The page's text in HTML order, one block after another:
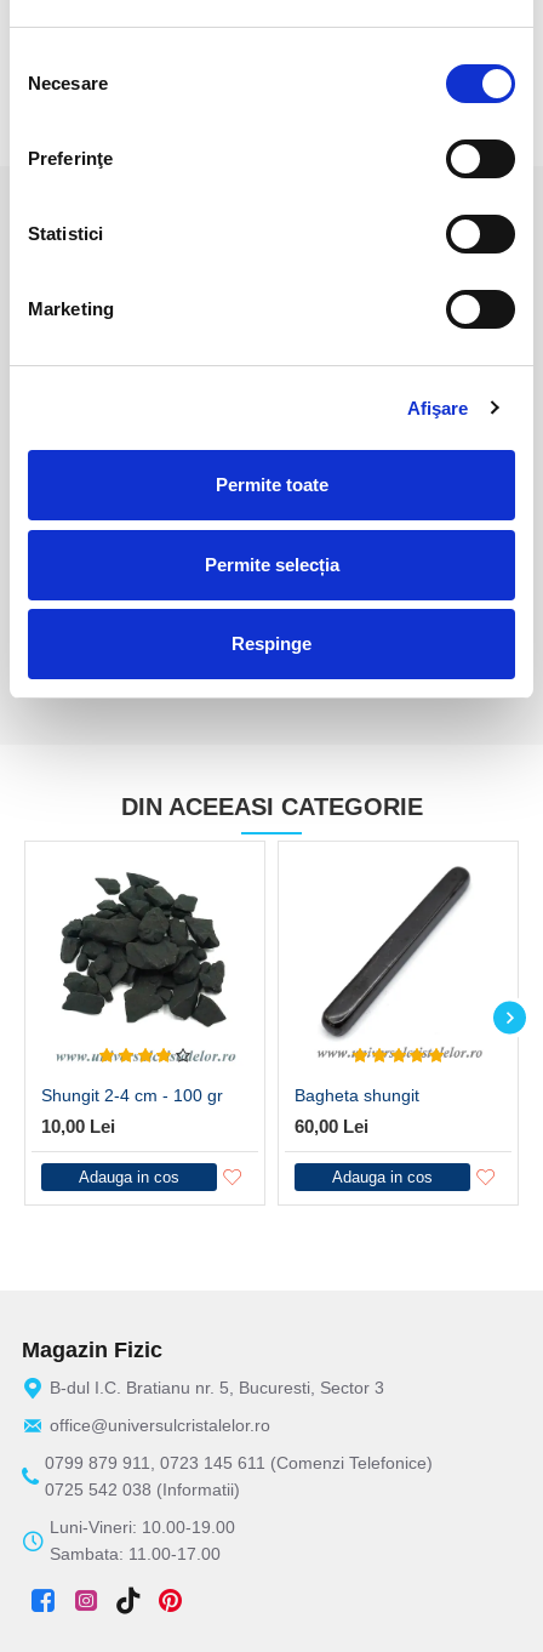
consimțământului
Necesare
Preferinţe
Statistici
Marketing
Afişare
Permite toate
Permite selecția
Respinge
Dimensiune : 5 cm
Piramida shungit 4 cm
Shungit
DIN ACEEASI CATEGORIE
Shungit 2-4 cm - 100 gr
10,00 Lei
Adauga in cos
Bagheta shungit
60,00 Lei
Adauga in cos
Magazin Fizic
B-dul I.C. Bratianu nr. 5, Bucuresti, Sector 3
office@universulcristalelor.ro
0799 879 911, 0723 145 611 (Comenzi Telefonice)
0725 542 038 (Informatii)
Luni-Vineri: 10.00-19.00
Sambata: 11.00-17.00